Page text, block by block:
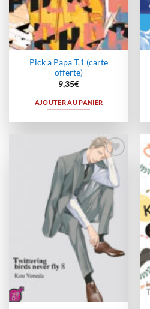
Pick a Papa T.1 (carte
offerte)
9,35€
AJOUTER AU PANIER
Ajouter
à la
wishlist